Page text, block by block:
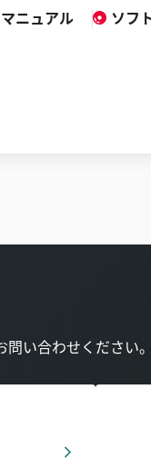
マニュアル
ソフ
い合わせください。